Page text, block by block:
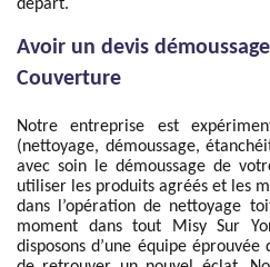
départ.
Avoir un devis démoussage
Couverture
Notre entreprise est
(nettoyage, démoussage,
avec soin le démoussage de
utiliser les produits agréés et les
dans l’opération de nettoyage
moment dans tout Misy Sur
disposons d’une équipe